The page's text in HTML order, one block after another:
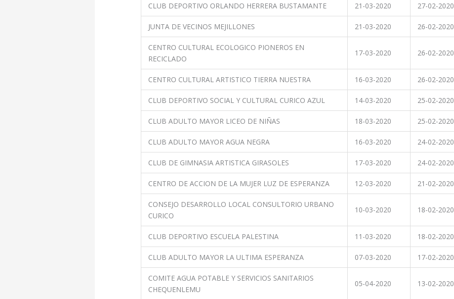
CLUB DEPORTIVO ORLANDO HERRERA BUSTAMANTE 21-03-2020 27-02-2020
JUNTA DE VECINOS MEJILLONES 21-03-2020 26-02-2020
CENTRO CULTURAL ECOLOGICO PIONEROS EN
RECICLADO
17-03-2020 26-02-2020
CENTRO CULTURAL ARTISTICO TIERRA NUESTRA 16-03-2020 26-02-2020
CLUB DEPORTIVO SOCIAL Y CULTURAL CURICO AZUL 14-03-2020 25-02-2020
CLUB ADULTO MAYOR LICEO DE NIÑAS 18-03-2020 25-02-2020
CLUB ADULTO MAYOR AGUA NEGRA 16-03-2020 24-02-2020
CLUB DE GIMNASIA ARTISTICA GIRASOLES 17-03-2020 24-02-2020
CENTRO DE ACCION DE LA MUJER LUZ DE ESPERANZA 12-03-2020 21-02-2020
CONSEJO DESARROLLO LOCAL CONSULTORIO URBANO
CURICO
10-03-2020 18-02-2020
CLUB DEPORTIVO ESCUELA PALESTINA 11-03-2020 18-02-2020
CLUB ADULTO MAYOR LA ULTIMA ESPERANZA 07-03-2020 17-02-2020
COMITE AGUA POTABLE Y SERVICIOS SANITARIOS
CHEQUENLEMU
05-04-2020 13-02-2020